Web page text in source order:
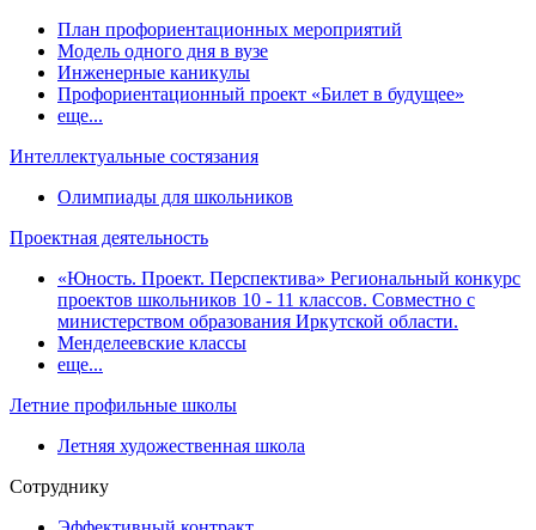
План профориентационных мероприятий
Модель одного дня в вузе
Инженерные каникулы
Профориентационный проект «Билет в будущее»
еще...
Интеллектуальные состязания
Олимпиады для школьников
Проектная деятельность
«Юность. Проект. Перспектива» Региональный конкурс
проектов школьников 10 - 11 классов. Совместно с
министерством образования Иркутской области.
Менделеевские классы
еще...
Летние профильные школы
Летняя художественная школа
Сотруднику